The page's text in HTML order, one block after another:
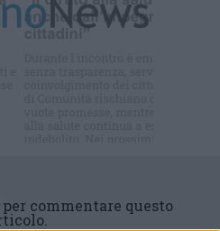
per commentare questo